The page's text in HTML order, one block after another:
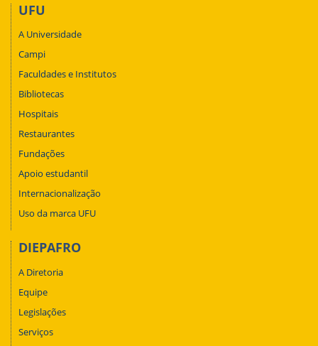
UFU
A Universidade
Campi
Faculdades e Institutos
Bibliotecas
Hospitais
Restaurantes
Fundações
Apoio estudantil
Internacionalização
Uso da marca UFU
DIEPAFRO
A Diretoria
Equipe
Legislações
Serviços